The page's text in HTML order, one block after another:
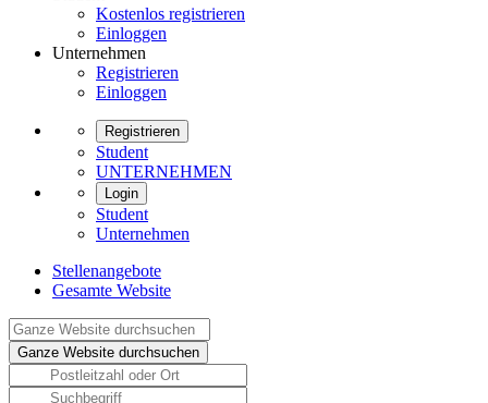
Kostenlos registrieren
Einloggen
Unternehmen
Registrieren
Einloggen
Registrieren
Student
UNTERNEHMEN
Login
Student
Unternehmen
Stellenangebote
Gesamte Website